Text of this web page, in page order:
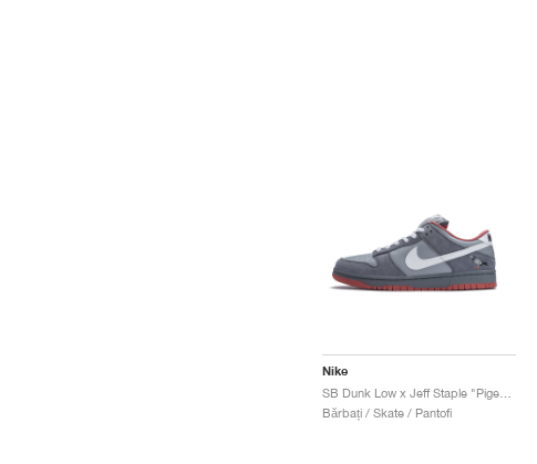
Nike
SB Dunk Low x Jeff Staple "Pigeon"
Bărbați / Skate / Pantofi